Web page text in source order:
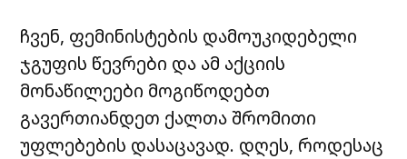
ჩვენ, ფემინისტების დამოუკიდებელი
ჯგუფის წევრები და ამ აქციის
მონაწილეები მოგიწოდებთ
გავერთიანდეთ ქალთა შრომითი
უფლებების დასაცავად. დღეს, როდესაც